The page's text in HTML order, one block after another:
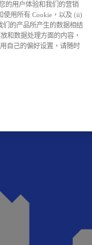
的用户体验和我们的营销
使用所有 Cookie，以及 (ii)
们的产品所产生的数据相结
和数据处理方面的内容，
自己的偏好设置，请随时